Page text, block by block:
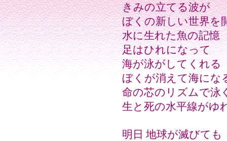
きみの立てる波が
ぼくの新しい世界を
水に生れた魚の記憶
足はひれになって
海が泳がしてくれる
ぼくが消えて海にな
命の芯のリズムで泳
生と死の水平線がゆ
明日 地球が滅びても